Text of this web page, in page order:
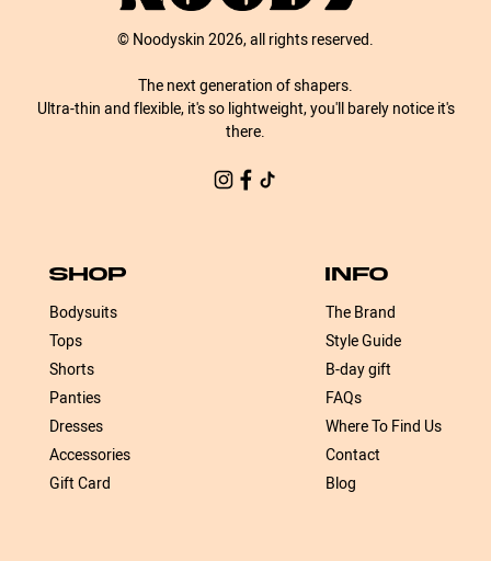
© Noodyskin 2026, all rights reserved.
The next generation of shapers.
Ultra-thin and flexible, it's so lightweight, you'll barely notice it's
there.
SHOP
Bodysuits
Tops
Shorts
Panties
Dresses
Accessories
Gift Card
INFO
The Brand
Style Guide
B-day gift
FAQs
Where To Find Us
Contact
Blog